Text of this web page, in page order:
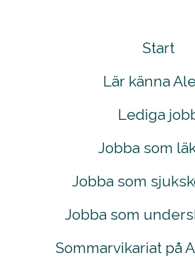
Start
Lär känna
Lediga
Jobba som
Jobba som
Jobba som
Sommarvikariat på